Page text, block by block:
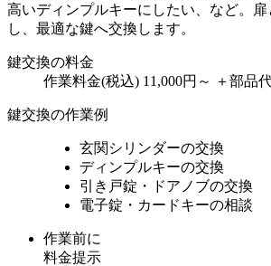
高いディンプルキーにしたい、など。
し、最適な鍵へ交換します。
鍵交換の料金
作業料金(税込) 11,000円～ ＋部品
鍵交換の作業例
玄関シリンダーの交換
ディンプルキーの交換
引き戸錠・ドアノブの交換
電子錠・カードキーの相談
作業前に
料金提示